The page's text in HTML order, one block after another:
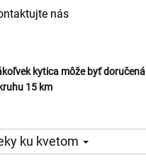
nás
kytica môže byť doručená
15 km
Click & Collect
ku kvetom